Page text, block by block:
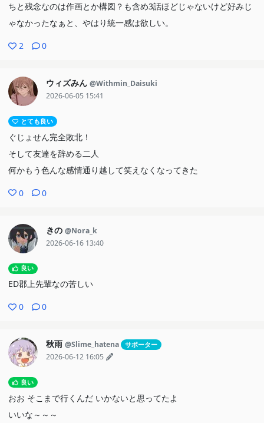
ちと残念なのは作画とか構図？も含め3話ほどじゃないけど好みじ
ゃなかったなぁと、やはり統一感は欲しい。
2 0
ウィズみん @Withmin_Daisuki
2026-06-05 15:41
とても良い
ぐじょせん完全敗北！
そして友達を辞める二人
何かもう色んな感情通り越して笑えなくなってきた
0 0
きの @Nora_k
2026-06-16 13:40
良い
ED郡上先輩なの苦しい
0 0
秋雨 @Slime_hatena サポーター
2026-06-12 16:05
良い
おお そこまで行くんだ いかないと思ってたよ
いいな～～～